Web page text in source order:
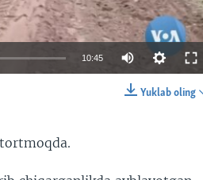
10:45
Yuklab oling